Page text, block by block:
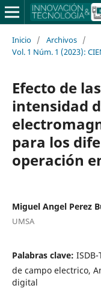
Inicio / Archivos /
Vol. 1 Núm. 1 (2023):
Efecto de
intensidad
para los
operación
Miguel Angel Perez
UMSA
Palabras clave:
de campo electrico,
digital